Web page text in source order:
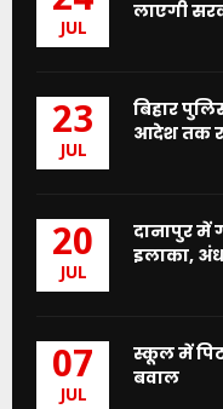
JUL
लाएगी
23
JUL
बिहार
आदेश तक
20
JUL
दानापुर में
इलाका,
07
JUL
स्कूल में
बवाल